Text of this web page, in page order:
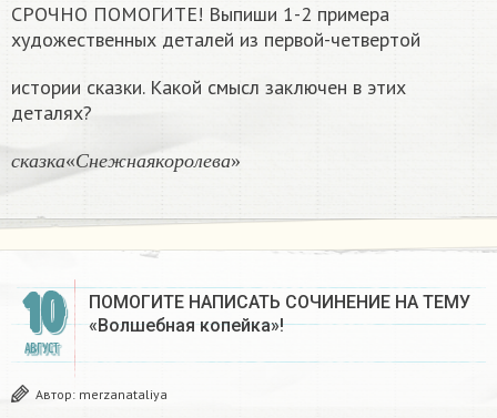
СРОЧНО ПОМОГИТЕ! Выпиши 1-2 примера
художественных деталей из первой-четвертой
истории сказки. Какой смысл заключен в этих
деталях?
с ка з ка « С н е ж н аяк о р ол е в а »
10
АВГУСТ
ПОМОГИТЕ НАПИСАТЬ СОЧИНЕНИЕ НА ТЕМУ
«Волшебная копейка»!
Автор: merzanataliya